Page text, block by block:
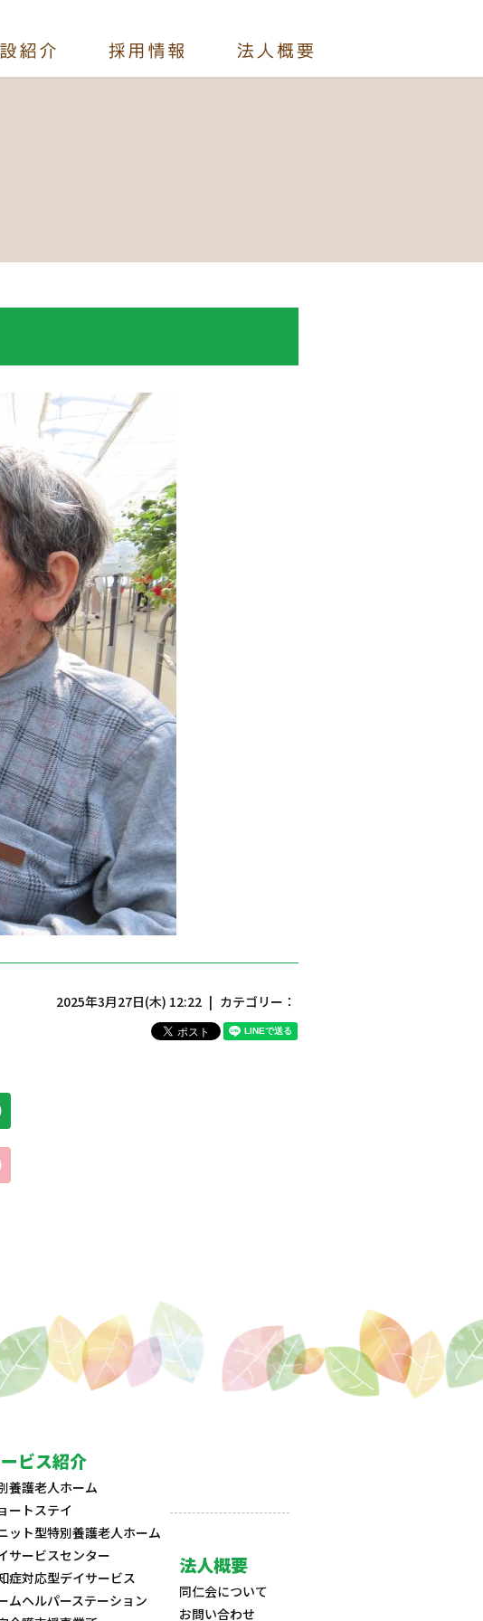
2025年3月27日(木) 12:22 カテゴリー：
ビス紹介
養護老人ホーム
ートステイ
ット型特別養護老人ホーム
サービスセンター
症対応型デイサービス
ムヘルパーステーション
法人概要
同仁会について
お問い合わせ